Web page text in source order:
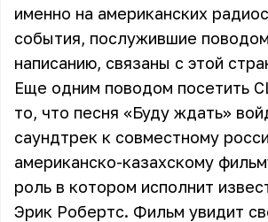
именно на американских
события, послужившие
написанию, связаны с этой
Еще одним поводом посетить
то, что песня «Буду ждать»
саундтрек к совместному
американско-казахскому
роль в котором исполнит
Эрик Робертс. Фильм увидит